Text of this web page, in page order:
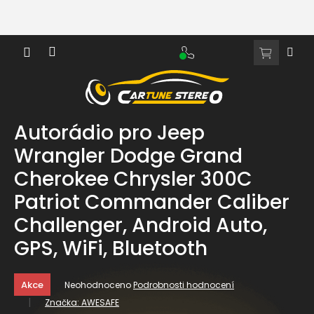
obsah
NÁKUPNÍ
Autorádio pro Jeep
Wrangler Dodge Grand
Cherokee Chrysler 300C
Patriot Commander Caliber
Challenger, Android Auto,
GPS, WiFi, Bluetooth
Akce
Průměrné
hodnocení
produktu
NeohodnocenoPodrobnosti hodnocení
Značka: AWESAFE